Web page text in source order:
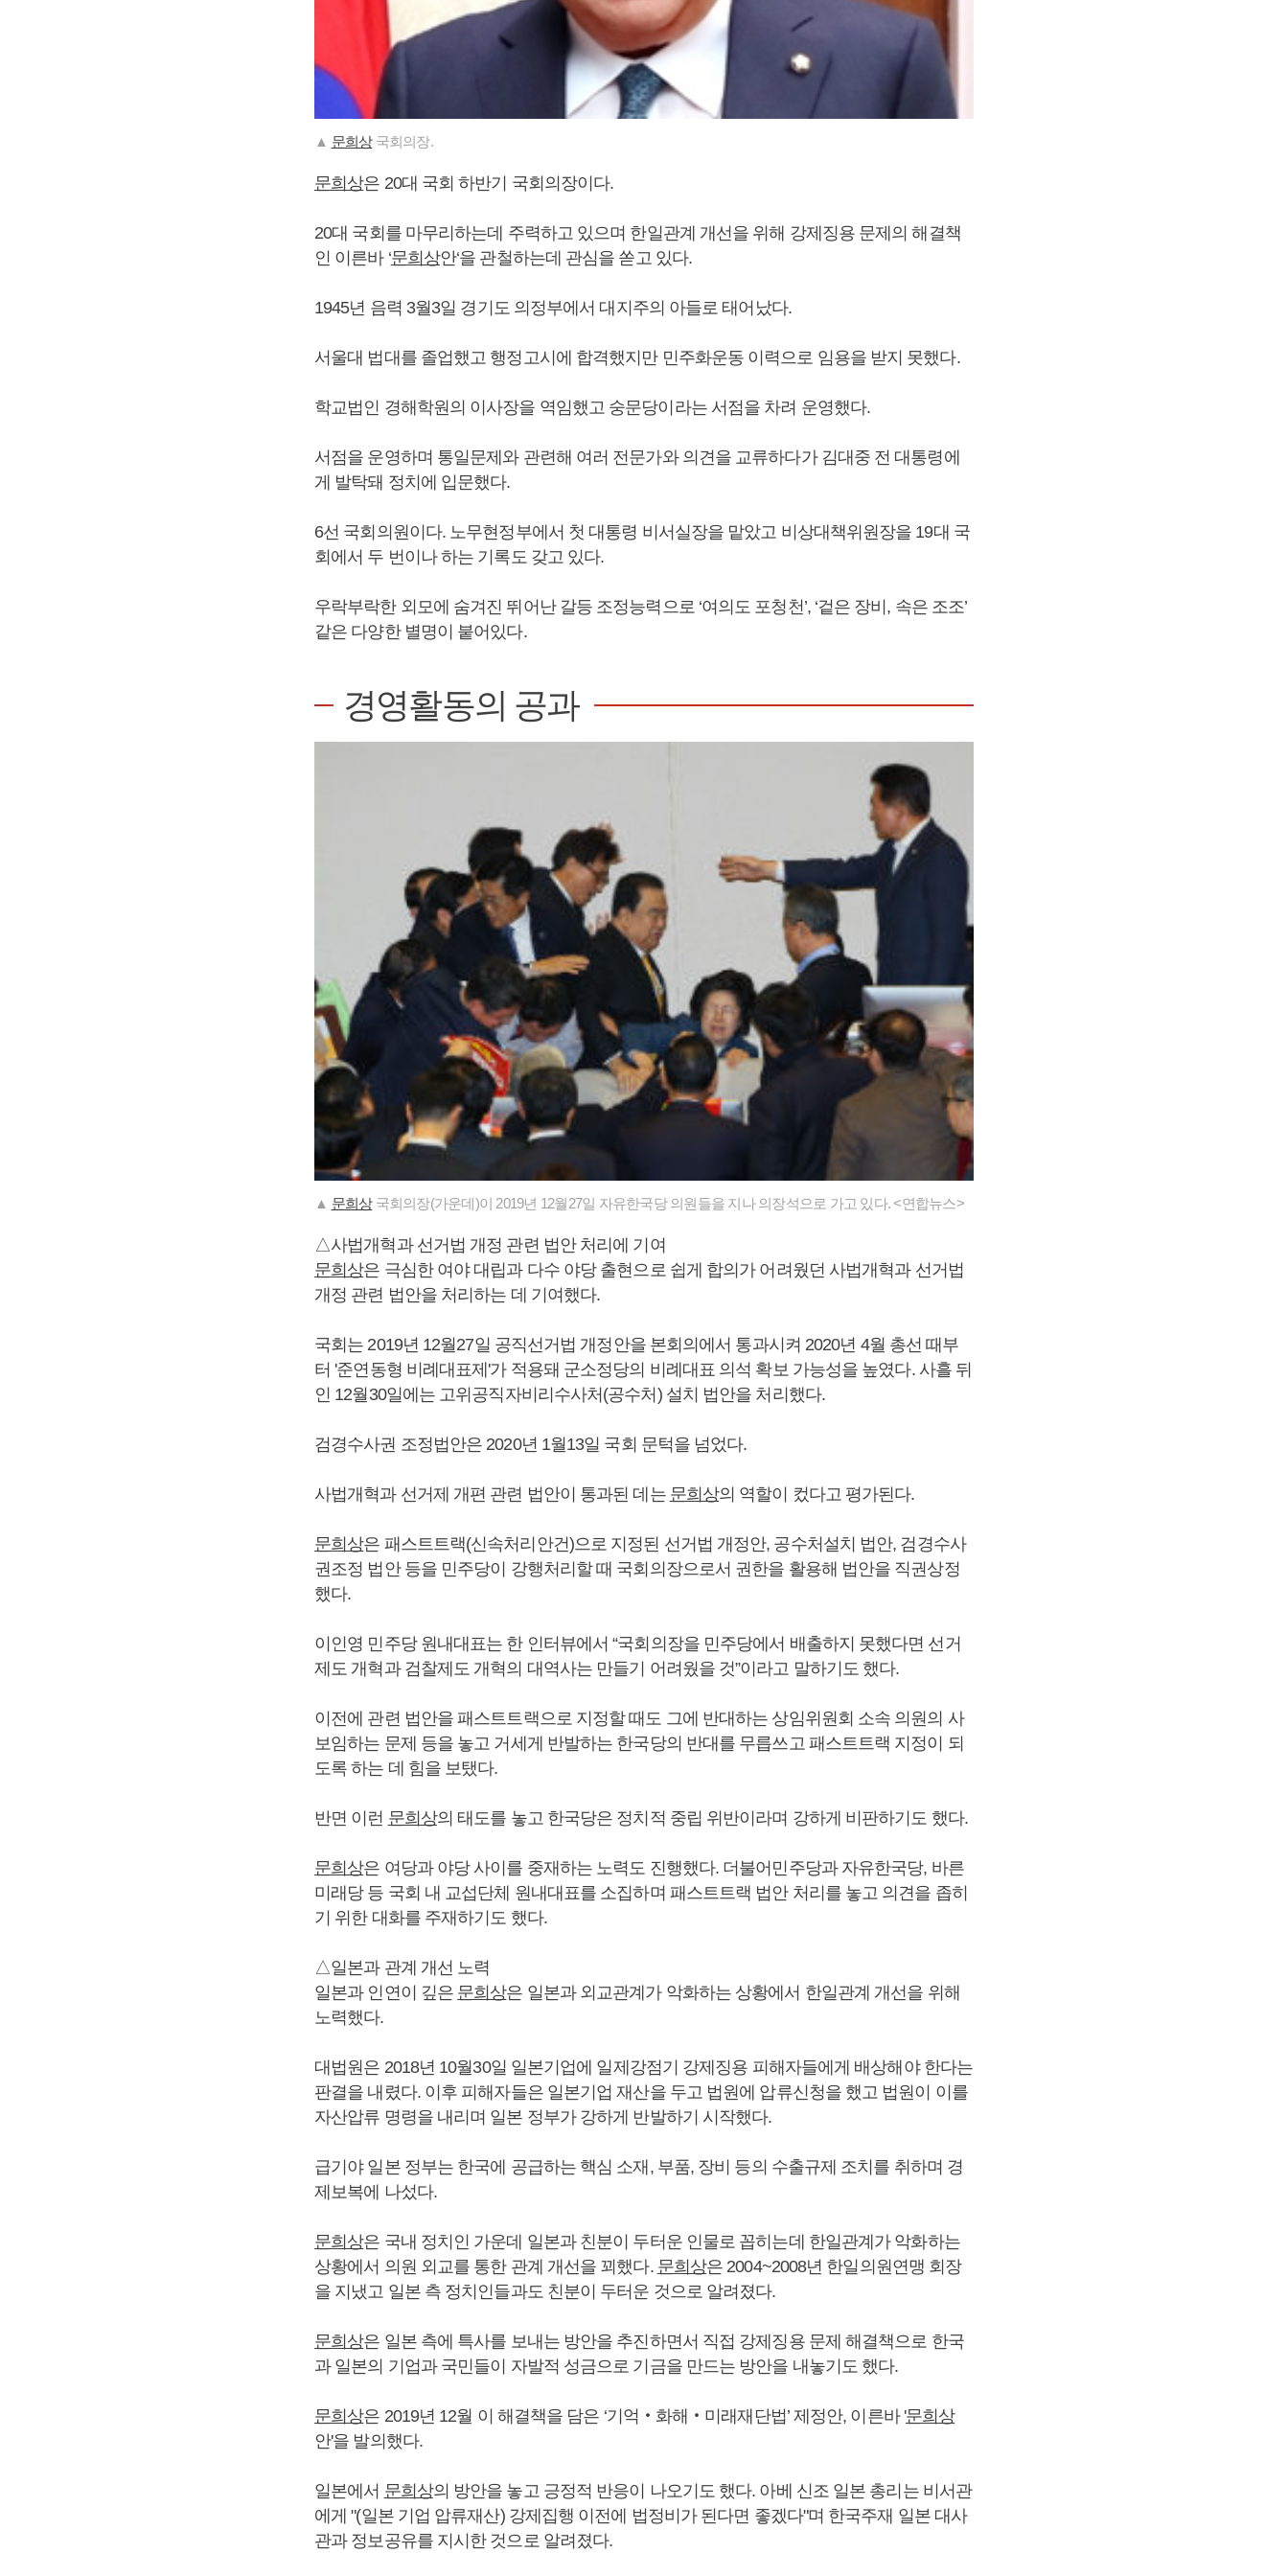
▲ 문희상국회의장.
문희상은 20대 국회 하반기 국회의장이다.
20대 국회를 마무리하는데 주력하고 있으며 한일관계 개선을 위해 강제징용 문제의 해결책
인 이른바 ‘문희상안‘을 관철하는데 관심을 쏟고 있다.
1945년 음력 3월3일 경기도 의정부에서 대지주의 아들로 태어났다.
서울대 법대를 졸업했고 행정고시에 합격했지만 민주화운동 이력으로 임용을 받지 못했다.
학교법인 경해학원의 이사장을 역임했고 숭문당이라는 서점을 차려 운영했다.
서점을 운영하며 통일문제와 관련해 여러 전문가와 의견을 교류하다가 김대중 전 대통령에
게 발탁돼 정치에 입문했다.
6선 국회의원이다. 노무현정부에서 첫 대통령 비서실장을 맡았고 비상대책위원장을 19대 국
회에서 두 번이나 하는 기록도 갖고 있다.
우락부락한 외모에 숨겨진 뛰어난 갈등 조정능력으로 ‘여의도 포청천’, ‘겉은 장비, 속은 조조’
같은 다양한 별명이 붙어있다.
경영활동의 공과
▲ 문희상국회의장(가운데)이 2019년 12월27일 자유한국당 의원들을 지나 의장석으로 가고 있다. <연합뉴스>
△사법개혁과 선거법 개정 관련 법안 처리에 기여
문희상은 극심한 여야 대립과 다수 야당 출현으로 쉽게 합의가 어려웠던 사법개혁과 선거법
개정 관련 법안을 처리하는 데 기여했다.
국회는 2019년 12월27일 공직선거법 개정안을 본회의에서 통과시켜 2020년 4월 총선 때부
터 '준연동형 비례대표제'가 적용돼 군소정당의 비례대표 의석 확보 가능성을 높였다. 사흘 뒤
인 12월30일에는 고위공직자비리수사처(공수처) 설치 법안을 처리했다.
검경수사권 조정법안은 2020년 1월13일 국회 문턱을 넘었다.
사법개혁과 선거제 개편 관련 법안이 통과된 데는 문희상의 역할이 컸다고 평가된다.
문희상은 패스트트랙(신속처리안건)으로 지정된 선거법 개정안, 공수처설치 법안, 검경수사
권조정 법안 등을 민주당이 강행처리할 때 국회의장으로서 권한을 활용해 법안을 직권상정
했다.
이인영 민주당 원내대표는 한 인터뷰에서 “국회의장을 민주당에서 배출하지 못했다면 선거
제도 개혁과 검찰제도 개혁의 대역사는 만들기 어려웠을 것”이라고 말하기도 했다.
이전에 관련 법안을 패스트트랙으로 지정할 때도 그에 반대하는 상임위원회 소속 의원의 사
보임하는 문제 등을 놓고 거세게 반발하는 한국당의 반대를 무릅쓰고 패스트트랙 지정이 되
도록 하는 데 힘을 보탰다.
반면 이런 문희상의 태도를 놓고 한국당은 정치적 중립 위반이라며 강하게 비판하기도 했다.
문희상은 여당과 야당 사이를 중재하는 노력도 진행했다. 더불어민주당과 자유한국당, 바른
미래당 등 국회 내 교섭단체 원내대표를 소집하며 패스트트랙 법안 처리를 놓고 의견을 좁히
기 위한 대화를 주재하기도 했다.
△일본과 관계 개선 노력
일본과 인연이 깊은 문희상은 일본과 외교관계가 악화하는 상황에서 한일관계 개선을 위해
노력했다.
대법원은 2018년 10월30일 일본기업에 일제강점기 강제징용 피해자들에게 배상해야 한다는
판결을 내렸다. 이후 피해자들은 일본기업 재산을 두고 법원에 압류신청을 했고 법원이 이를
자산압류 명령을 내리며 일본 정부가 강하게 반발하기 시작했다.
급기야 일본 정부는 한국에 공급하는 핵심 소재, 부품, 장비 등의 수출규제 조치를 취하며 경
제보복에 나섰다.
문희상은 국내 정치인 가운데 일본과 친분이 두터운 인물로 꼽히는데 한일관계가 악화하는
상황에서 의원 외교를 통한 관계 개선을 꾀했다. 문희상은 2004~2008년 한일의원연맹 회장
을 지냈고 일본 측 정치인들과도 친분이 두터운 것으로 알려졌다.
문희상은 일본 측에 특사를 보내는 방안을 추진하면서 직접 강제징용 문제 해결책으로 한국
과 일본의 기업과 국민들이 자발적 성금으로 기금을 만드는 방안을 내놓기도 했다.
문희상은 2019년 12월 이 해결책을 담은 ‘기억‧화해‧미래재단법’ 제정안, 이른바 '문희상
안'을 발의했다.
일본에서 문희상의 방안을 놓고 긍정적 반응이 나오기도 했다. 아베 신조 일본 총리는 비서관
에게 "(일본 기업 압류재산) 강제집행 이전에 법정비가 된다면 좋겠다"며 한국주재 일본 대사
관과 정보공유를 지시한 것으로 알려졌다.